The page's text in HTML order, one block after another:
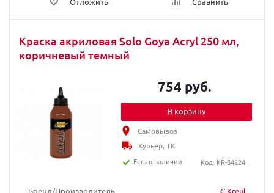
Краска акриловая Solo Goya Acryl 250 мл,
коричневый темный
Бренд/Производитель
C.Kreul
754 руб.
В корзину
Самовывоз
Курьер, ТК
Есть в наличии
Код: KR-84224